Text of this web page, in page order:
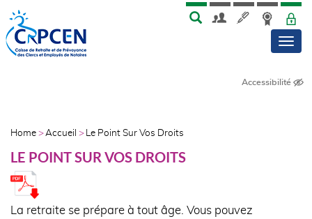
Skip
to
main
Aller
au
contenu
principal
MENU
Accessibilité
AFFILIÉS
D'ARIANE
Home Accueil Le Point Sur Vos Droits
LE POINT SUR VOS DROITS
La retraite se prépare à tout âge. Vous pouvez